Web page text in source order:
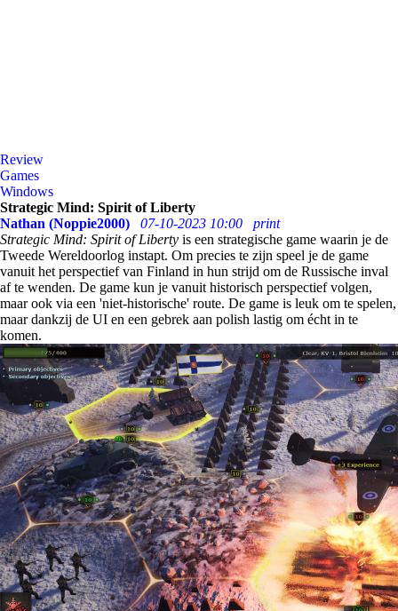
Review
Games
Windows
Strategic Mind: Spirit of Liberty
Nathan (Noppie2000)
07-10-2023 10:00
print
Strategic Mind: Spirit of Liberty is een strategische game waarin je de
Tweede Wereldoorlog instapt. Om precies te zijn speel je de game
vanuit het perspectief van Finland in hun strijd om de Russische inval
af te wenden. De game kun je vanuit historisch perspectief volgen,
maar ook via een 'niet-historische' route. De game is leuk om te spelen,
maar dankzij de UI en een gebrek aan polish lastig om écht in te
komen.